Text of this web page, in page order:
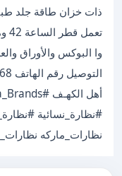
ذات خزان طاقة جلد
وا البوكس والأوراق
#نظارة_نسائية
نظارات_ماركه